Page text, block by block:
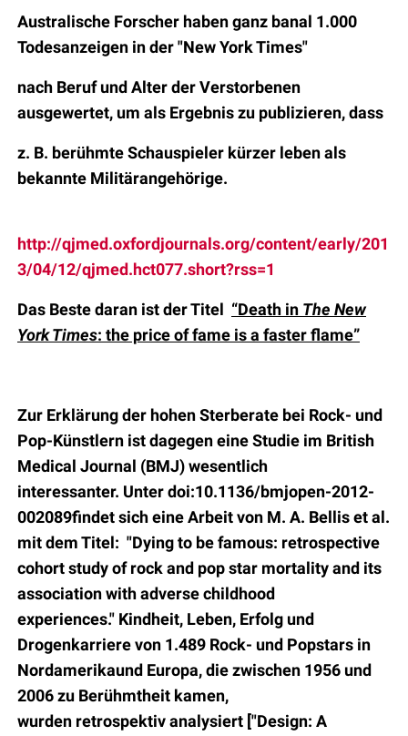
Australische Forscher haben ganz banal 1.000
Todesanzeigen in der "New York Times"
nach Beruf und Alter der Verstorbenen
ausgewertet, um als Ergebnis zu publizieren, dass
z. B. berühmte Schauspieler kürzer leben als
bekannte Militärangehörige.
http://qjmed.oxfordjournals.org/content/early/201
3/04/12/qjmed.hct077.short?rss=1
Das Beste daran ist der Titel “Death in The New
York Times: the price of fame is a faster flame”
Zur Erklärung der hohen Sterberate bei Rock- und
Pop-Künstlern ist dagegen eineStudie im British
Medical Journal (BMJ) wesentlich
interessanter. Unterdoi:10.1136/bmjopen-2012-
002089findet sich eine Arbeit von M. A. Bellis et al.
mit dem Titel: "Dying to be famous: retrospective
cohort studyof rock and pop star mortality and its
association with adverse childhood
experiences." Kindheit, Leben, Erfolg und
Drogenkarriere von 1.489 Rock- und Popstars in
Nordamerikaund Europa, die zwischen 1956 und
2006zu Berühmtheit kamen,
wurden retrospektivanalysiert ["Design: A